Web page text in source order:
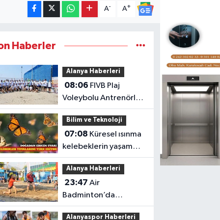
A- A+
Haberler
Alanya Haberleri
08:06
Voleybolu Antrenörlük
Kursu Alanya'da
başladı
Bilim ve Teknoloji
07:08
kelebeklerin yaşam
alanlarını değiştiriyor
Alanya Haberleri
23:47 Air
Badminton’da
şampiyonluk heyecanı
Alanyaspor Haberleri